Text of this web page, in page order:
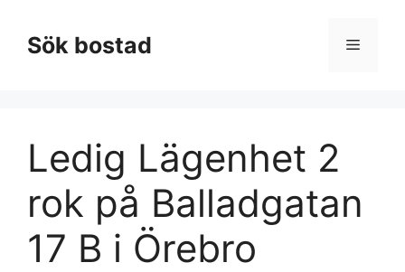
innehållSök bostad Meny
Ledig Lägenhet 2
rok på Balladgatan
17 B i Örebro